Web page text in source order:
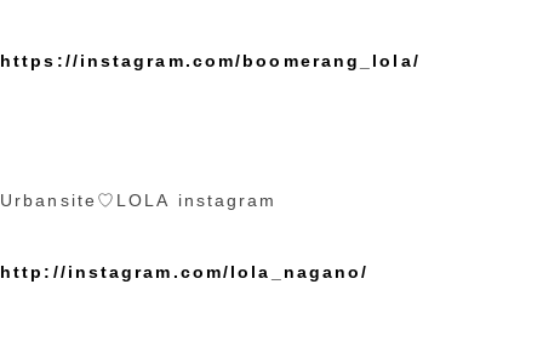
https://instagram.com/boomerang_lola/
Urbansite♡LOLA instagram
http://instagram.com/lola_nagano/